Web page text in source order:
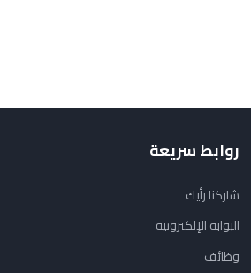
روابط سريعة
شاركنا رأيك
البوابة الإلكترونية
وظائف